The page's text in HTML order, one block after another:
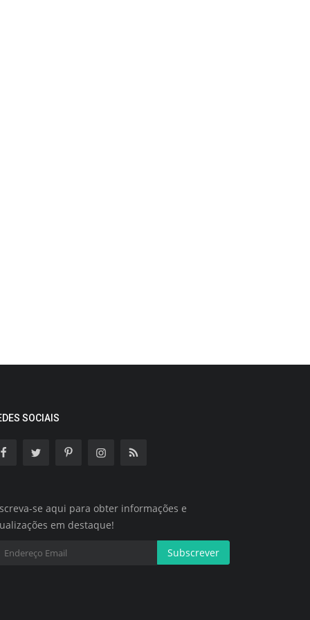
SOCIAIS
se aqui para obter informações e
em destaque!
Subscrever